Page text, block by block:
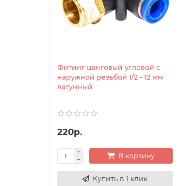
Фитинг цанговый угловой с
наружной резьбой 1/2 - 12 мм
латунный
220р.
В корзину
Купить в 1 клик